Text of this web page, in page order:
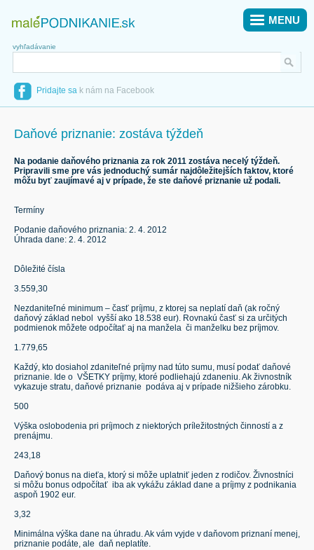
vyhľadávanie
Pridajte sa k nám na Facebook
MENU
Daňové priznanie: zostáva týždeň
Na podanie daňového priznania za rok 2011 zostáva necelý týždeň.
Pripravili sme pre vás jednoduchý sumár najdôležitejších faktov, ktoré
môžu byť zaujímavé aj v prípade, že ste daňové priznanie už podali.
Termíny
Podanie daňového priznania: 2. 4. 2012
Úhrada dane: 2. 4. 2012
Dôležité čísla
3.559,30
Nezdaniteľné minimum – časť príjmu, z ktorej sa neplatí daň (ak ročný
daňový základ nebol
vyšší ako 18.538 eur). Rovnakú časť si za určitých
podmienok môžete odpočítať aj na manžela či manželku bez príjmov.
1.779,65
Každý, kto dosiahol zdaniteľné príjmy nad túto sumu, musí podať daňové
priznanie. Ide o VŠETKY príjmy, ktoré podliehajú zdaneniu. Ak živnostník
vykazuje stratu, daňové priznanie podáva aj v prípade nižšieho zárobku.
500
Výška oslobodenia pri príjmoch z niektorých príležitostných činností a z
prenájmu.
243,18
Daňový bonus na dieťa, ktorý si môže uplatniť jeden z rodičov. Živnostníci
si môžu bonus odpočítať iba ak vykážu základ dane a príjmy z podnikania
aspoň 1902 eur.
3,32
Minimálna výška dane na úhradu. Ak vám vyjde v daňovom priznaní menej,
priznanie podáte, ale daň neplatíte.